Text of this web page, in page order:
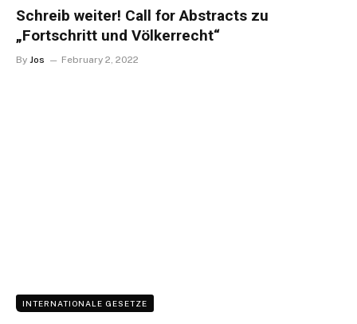
Schreib weiter! Call for Abstracts zu
„Fortschritt und Völkerrecht“
By Jos February 2, 2022
INTERNATIONALE GESETZE